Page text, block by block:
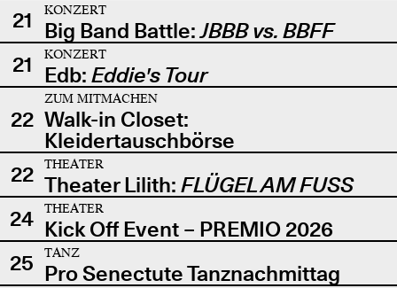
21
KONZERT
Big Band Battle:JBBB vs. BBFF
21
KONZERT
Edb: Eddie's Tour
22
ZUM MITMACHEN
Walk-in Closet:
Kleidertauschbörse
22
THEATER
Theater Lilith: FLÜGEL AM FUSS
24
THEATER
Kick Off Event – PREMIO 2026
25
TANZ
Pro Senectute Tanznachmittag